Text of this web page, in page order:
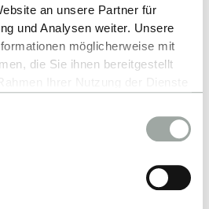
an unsere Partner für
und Analysen weiter. Unsere
möglicherweise mit
die Sie ihnen bereitgestellt
und personenbezogene
Sie unserer